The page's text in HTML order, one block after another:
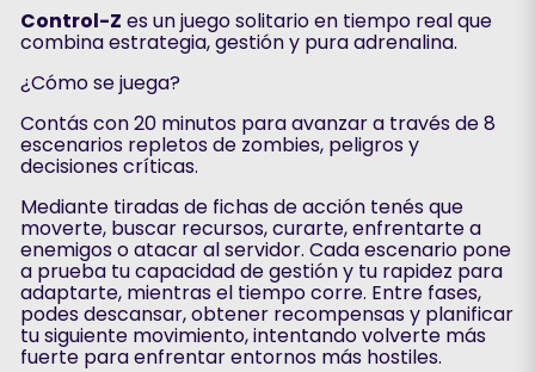
Control-Z es un juego solitario en tiempo real que
combina estrategia, gestión y pura adrenalina.
¿Cómo se juega?
Contás con 20 minutos para avanzar a través de 8
escenarios repletos de zombies, peligros y
decisiones críticas.
Mediante tiradas de fichas de acción tenés que
moverte, buscar recursos, curarte, enfrentarte a
enemigos o atacar al servidor. Cada escenario pone
a prueba tu capacidad de gestión y tu rapidez para
adaptarte, mientras el tiempo corre. Entre fases,
podes descansar, obtener recompensas y planificar
tu siguiente movimiento, intentando volverte más
fuerte para enfrentar entornos más hostiles.